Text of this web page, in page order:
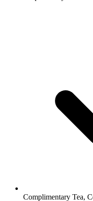
Complimentary Tea,